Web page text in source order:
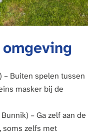
– Buiten spelen tussen
masker bij de
– Ga zelf aan de
soms zelfs met